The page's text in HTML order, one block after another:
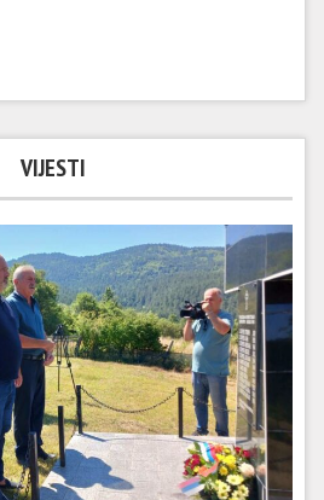
VIJESTI